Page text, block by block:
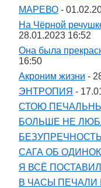
МАРЕВО -
На Чёрной
28.01.2023 16:52
Она была
16:50
Акроним жизни -
ЭНТРОПИЯ -
СТОЮ
БОЛЬШЕ НЕ
САГА ОБ
Я ВСЁ
В ЧАСЫ ПЕЧАЛИ